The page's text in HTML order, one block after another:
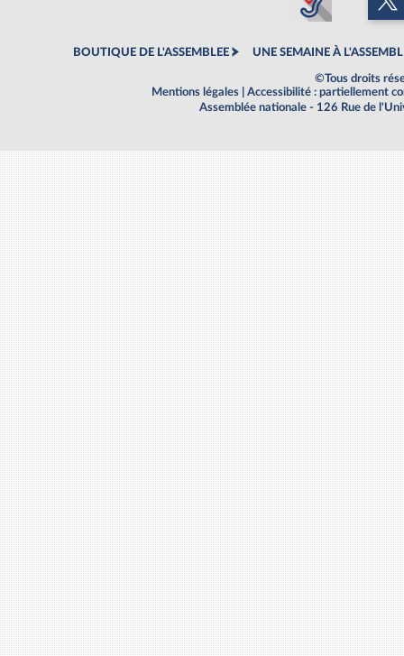
BOUTIQUE DE L'ASSEMBLEE UNE SEMAINE À
©Tous droits
Mentions légales
Accessibilité : partiellement
Assemblée nationale - 126 Rue de